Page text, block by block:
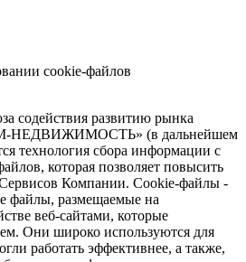
cookie-файлов
содействия развитию рынка
НЕДВИЖИМОСТЬ» (в дальнейшем
технология сбора информации с
которая позволяет повысить
Компании. Сookie-файлы -
файлы, размещаемые на
веб-сайтами, которые
Они широко используются для
работать эффективнее, а также,